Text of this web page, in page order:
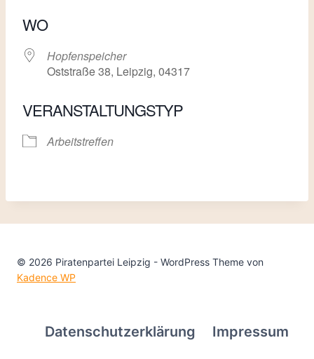
WO
Hopfenspeicher
Oststraße 38, Leipzig, 04317
VERANSTALTUNGSTYP
Arbeitstreffen
© 2026 Piratenpartei Leipzig - WordPress Theme von
Kadence WP
Datenschutzerklärung Impressum